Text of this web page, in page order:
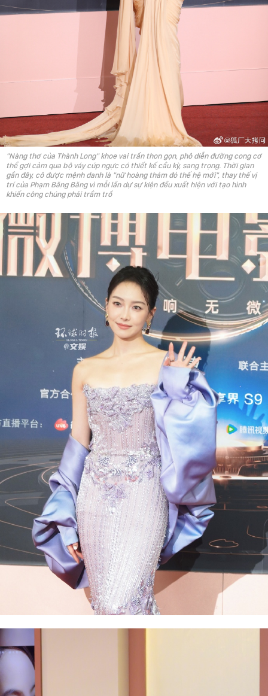
"Nàng thơ của Thành Long" khoe vai trần thon gọn, phô diễn đường cong cơ
thể gợi cảm qua bộ váy cúp ngực có thiết kế cầu kỳ, sang trọng. Thời gian
gần đây, cô được mệnh danh là "nữ hoàng thảm đỏ thế hệ mới", thay thế vị
trí của Phạm Băng Băng vì mỗi lần dự sự kiện đều xuất hiện với tạo hình
khiến công chúng phải trầm trồ